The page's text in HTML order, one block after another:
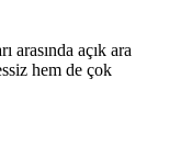
arasında açık ara
hem de çok